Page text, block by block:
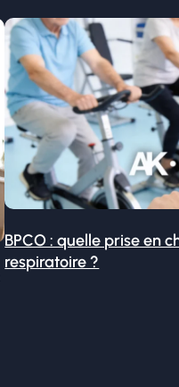
BPCO : quelle prise en
respiratoire ?